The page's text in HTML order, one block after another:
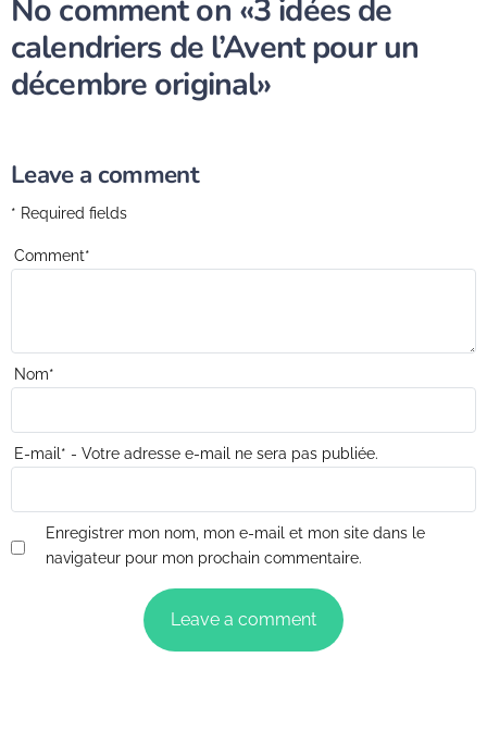
No comment on «3 idées de
calendriers de l’Avent pour un
décembre original»
Leave a comment
* Required fields
Comment*
Nom*
E-mail * - Votre adresse e-mail ne sera pas publiée.
Enregistrer mon nom, mon e-mail et mon site dans le
navigateur pour mon prochain commentaire.